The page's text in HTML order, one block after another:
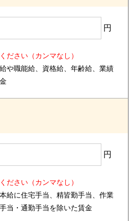
円
ださい（カンマなし）
や職能給、資格給、年齢給、業績
円
ださい（カンマなし）
給に住宅手当、精皆勤手当、作業
当・通勤手当を除いた賃金